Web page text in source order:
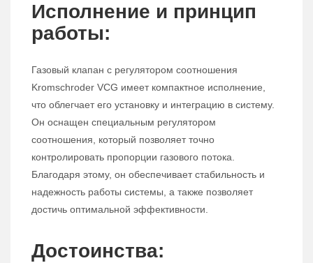
Исполнение и принцип
работы:
Газовый клапан с регулятором соотношения
Kromschroder VCG имеет компактное исполнение,
что облегчает его установку и интеграцию в систему.
Он оснащен специальным регулятором
соотношения, который позволяет точно
контролировать пропорции газового потока.
Благодаря этому, он обеспечивает стабильность и
надежность работы системы, а также позволяет
достичь оптимальной эффективности.
Достоинства: